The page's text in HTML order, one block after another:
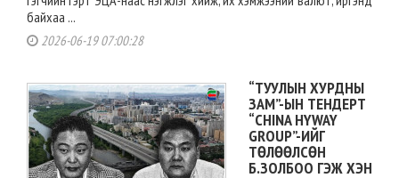
байхаа ...
2026-06-19 07:00:28
“ТУУЛЫН ХУРДНЫ
ЗАМ”-ЫН ТЕНДЕРТ
“CHINA HYWAY
GROUP”-ИЙГ
ТӨЛӨӨЛСӨН
Б.ЗОЛБОО ГЭЖ ХЭН